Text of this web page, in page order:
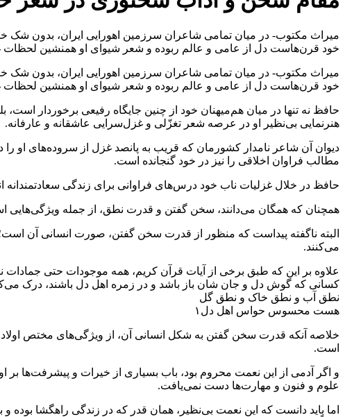
میراث مکتوب- در میان تمامی شاعران سرزمین اهورایی ایران، بدون شک
خود قرن‌هاست دل از عامی و عالم ربوده و شعر شیوای او همنشین
میراث مکتوب- در میان تمامی شاعران سرزمین اهورایی ایران، بدون شک
خود قرن‌هاست دل از عامی و عالم ربوده و شعر شیوای او همنشین
حافظ نه تنها در میان هم‌میهنان خود از چنین جایگاه رفیعی برخوردار
هنرنمایی بی‌نظیر او در عرصه‌ شعر تغزّلی و غزل‌سرایی عاشقانه و عارفانه.
دیوان آن شاعر نامدار کشورمان که قریب به پانصد غزل از سروده‌های
مطالب فراوان اخلاقی را نیز در خود گنجانده است.
حافظ در خلال غزلیات ناب خود درس‌‌های فراوانی برای زندگی
همچنان که همگان می‌دانند، سخن گفتن و قدرت نطق، از جمله ویژگی‌هایی
البته ناگفته پیداست که منظور از قدرت سخن گفتن، صورت انسانی آن
می‌کنند.
علاوه بر این که طبق برخی از آیات قرآن کریم، همه‌ موجودات حتی جمادات
کسانی که گوش دل و جان شان باز باشد و در زمره‌ اهل دل باشند، درک
نطق آب و نطق خاک و نطق گل
هست محسوس حواس اهل دل۱
خلاصه آنکه قدرت سخن گفتن به شکل انسانی آن، از ویژگی‌های مختص اولاد
است.
و اگر آدمی از این نعمت محروم بود، باب بسیاری از خیرات و پیشرفت‌ها بر
علوم و فنون و مهارت‌ها دست نمی‌یافت.
اما باید دانست که این نعمت بی‌نظیر، همان قدر که در زندگی راهگشا بوده